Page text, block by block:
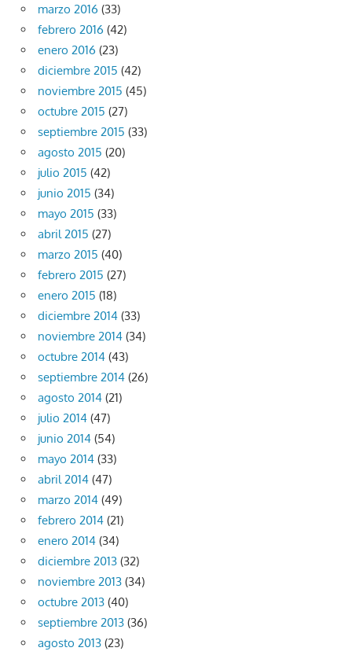
marzo 2016 (33)
febrero 2016 (42)
enero 2016 (23)
diciembre 2015 (42)
noviembre 2015 (45)
octubre 2015 (27)
septiembre 2015 (33)
agosto 2015 (20)
julio 2015 (42)
junio 2015 (34)
mayo 2015 (33)
abril 2015 (27)
marzo 2015 (40)
febrero 2015 (27)
enero 2015 (18)
diciembre 2014 (33)
noviembre 2014 (34)
octubre 2014 (43)
septiembre 2014 (26)
agosto 2014 (21)
julio 2014 (47)
junio 2014 (54)
mayo 2014 (33)
abril 2014 (47)
marzo 2014 (49)
febrero 2014 (21)
enero 2014 (34)
diciembre 2013 (32)
noviembre 2013 (34)
octubre 2013 (40)
septiembre 2013 (36)
agosto 2013 (23)